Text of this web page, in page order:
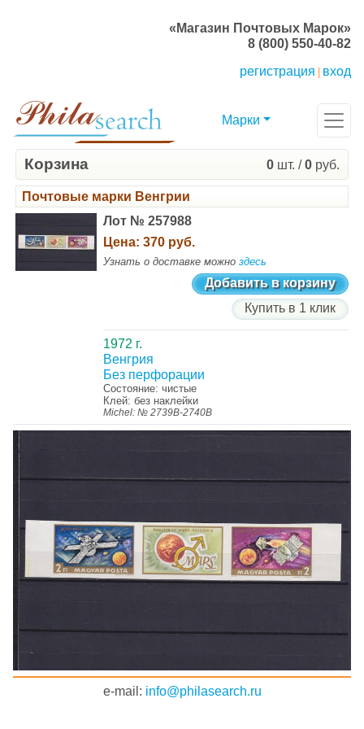
«Магазин Почтовых Марок»
8 (800) 550-40-82
регистрация
вход
Марки
Корзина 0 шт. /0 руб.
Почтовые марки Венгрии
Лот № 257988
Цена: 370 руб.
Узнать о доставке можно здесь
Добавить в корзину
Купить в 1 клик
1972 г.
Венгрия
Без перфорации
Состояние: чистые
Клей: без наклейки
Michel: № 2739В-2740В
e-mail: info@philasearch.ru